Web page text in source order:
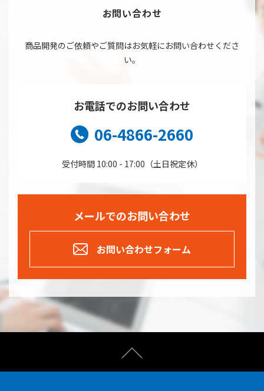
お問い合わせ
商品開発のご依頼やご質問はお気軽にお問い合わせくださ
い。
お電話でのお問い合わせ
06-4866-2660
受付時間 10:00 - 17:00（土日祝定休）
メールでのお問い合わせ
お問い合わせフォーム